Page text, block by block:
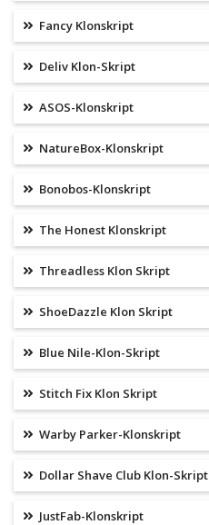
Fancy Klonskript
Deliv Klon-Skript
ASOS-Klonskript
NatureBox-Klonskript
Bonobos-Klonskript
The Honest Klonskript
Threadless Klon Skript
ShoeDazzle Klon Skript
Blue Nile-Klon-Skript
Stitch Fix Klon Skript
Warby Parker-Klonskript
Dollar Shave Club Klon-Skript
JustFab-Klonskript